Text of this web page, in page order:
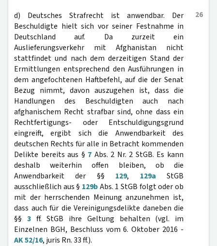
26
d) Deutsches Strafrecht ist anwendbar. Der
Beschuldigte hielt sich vor seiner Festnahme in
Deutschland auf. Da zurzeit ein
Auslieferungsverkehr mit Afghanistan nicht
stattfindet und nach dem derzeitigen Stand der
Ermittlungen entsprechend den Ausführungen in
dem angefochtenen Haftbefehl, auf die der Senat
Bezug nimmt, davon auszugehen ist, dass die
Handlungen des Beschuldigten auch nach
afghanischem Recht strafbar sind, ohne dass ein
Rechtfertigungs- oder Entschuldigungsgrund
eingreift, ergibt sich die Anwendbarkeit des
deutschen Rechts für alle in Betracht kommenden
Delikte bereits aus § 7 Abs. 2 Nr. 2 StGB. Es kann
deshalb weiterhin offen bleiben, ob die
Anwendbarkeit der §§ 129, 129a StGB
ausschließlich aus § 129bAbs. 1 StGB folgt oder ob
mit der herrschenden Meinung anzunehmen ist,
dass auch für die Vereinigungsdelikte daneben die
§§ 3ff. StGB ihre Geltung behalten (vgl. im
Einzelnen BGH, Beschluss vom 6. Oktober 2016 -
AK 52/16, juris Rn. 33 ff.).